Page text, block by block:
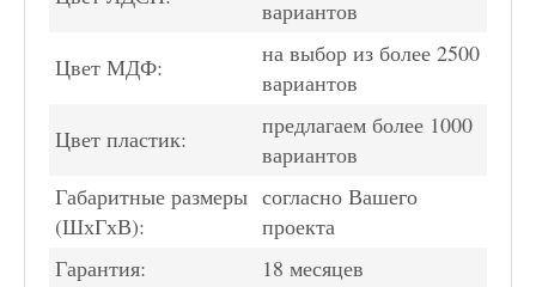
вариантов
Цвет МДФ:
на выбор из более 2500
вариантов
Цвет пластик:
предлагаем более 1000
вариантов
Габаритные размеры
(ШхГхВ):
согласно Вашего
проекта
Гарантия:
18 месяцев